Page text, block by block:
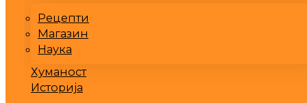
Рецепти
Магазин
Наука
Хуманост
Историја